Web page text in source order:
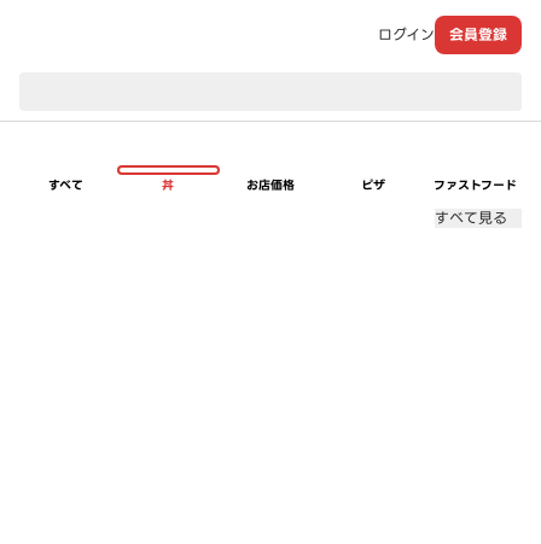
ログイン 会員登録
すべて 丼 お店価格 ピザ ファストフード
すべて見る